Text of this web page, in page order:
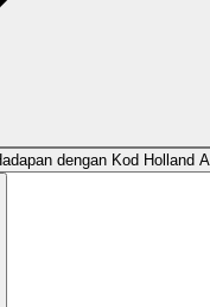
dengan Kod Holland